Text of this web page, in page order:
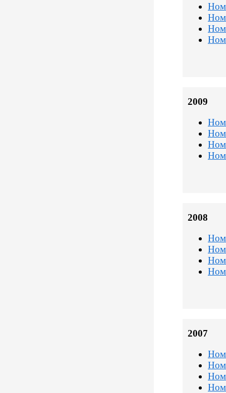
2009
2008
2007